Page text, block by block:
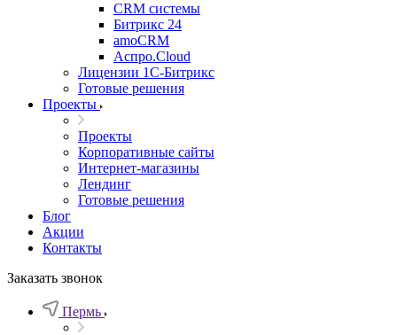
CRM системы
Битрикс 24
amoCRM
Аспро.Cloud
Лицензии 1С-Битрикс
Готовые решения
Проекты
Проекты
Корпоративные сайты
Интернет-магазины
Лендинг
Готовые решения
Блог
Акции
Контакты
Заказать звонок
Пермь